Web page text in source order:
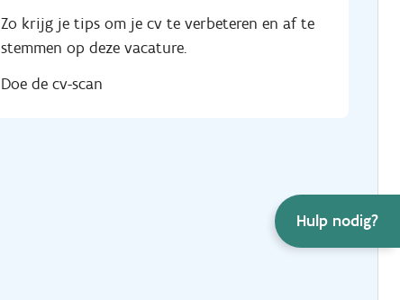
Hulp nodig?
Zo krijg je tips om je cv te verbeteren en af te
stemmen op deze vacature.
Doe de cv-scan